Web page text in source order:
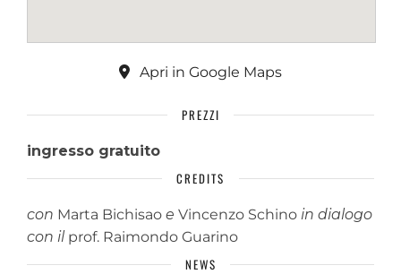
Apri in Google Maps
PREZZI
ingresso gratuito
CREDITS
con Marta Bichisao e Vincenzo Schino in dialogo
con il prof. Raimondo Guarino
NEWS